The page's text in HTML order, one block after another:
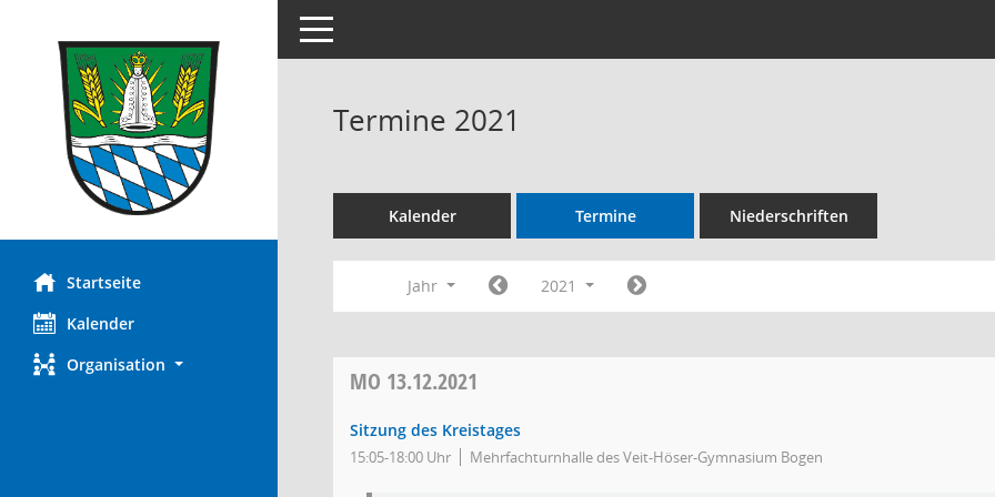
Startseite
Kalender
Organisation
Toggle navigation
Termine 2021
Kalender Termine Niederschriften
Jahr 2021
MO 13.12.2021
Sitzung des Kreistages
15:05-18:00 Uhr Mehrfachturnhalle des Veit-Höser-Gymnasium Bogen